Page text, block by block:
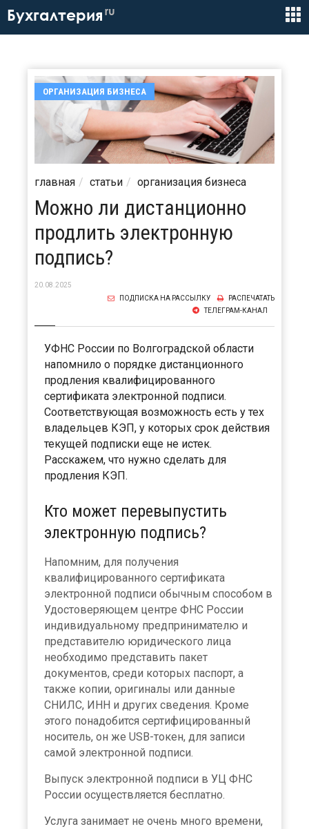
Бухгалтерия ru
ОРГАНИЗАЦИЯ БИЗНЕСА
главная статьи организация бизнеса
Можно ли дистанционно
продлить электронную
подпись?
20.08.2025
РАСПЕЧАТАТЬ
ПОДПИСКА НА РАССЫЛКУ
ТЕЛЕГРАМ-КАНАЛ
УФНС России по Волгоградской области
напомнило о порядке дистанционного
продления квалифицированного
сертификата электронной подписи.
Соответствующая возможность есть у тех
владельцев КЭП, у которых срок действия
текущей подписки еще не истек.
Расскажем, что нужно сделать для
продления КЭП.
Кто может перевыпустить
электронную подпись?
Напомним, для получения
квалифицированного сертификата
электронной подписи обычным способом в
Удостоверяющем центре ФНС России
индивидуальному предпринимателю и
представителю юридического лица
необходимо представить пакет
документов, среди которых паспорт, а
также копии, оригиналы или данные
СНИЛС, ИНН и других сведения. Кроме
этого понадобится сертифицированный
носитель, он же USB-токен, для записи
самой электронной подписи.
Выпуск электронной подписи в УЦ ФНС
России осуществляется бесплатно.
Услуга занимает не очень много времени,